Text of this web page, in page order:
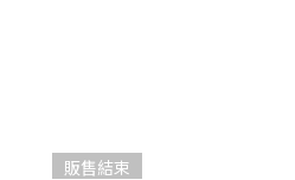
販售結束